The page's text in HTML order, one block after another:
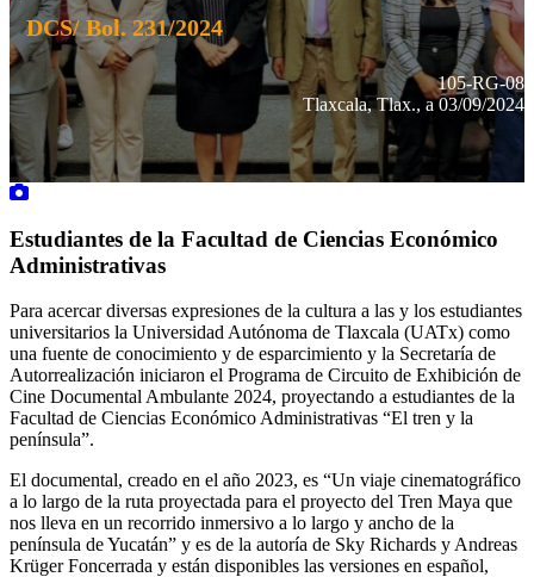
DCS/ Bol. 231/2024
105-RG-08
Tlaxcala, Tlax., a 03/09/2024
Estudiantes de la Facultad de Ciencias Económico
Administrativas
Para acercar diversas expresiones de la cultura a las y los estudiantes
universitarios la Universidad Autónoma de Tlaxcala (UATx) como
una fuente de conocimiento y de esparcimiento y la Secretaría de
Autorrealización iniciaron el Programa de Circuito de Exhibición de
Cine Documental Ambulante 2024, proyectando a estudiantes de la
Facultad de Ciencias Económico Administrativas “El tren y la
península”.
El documental, creado en el año 2023, es “Un viaje cinematográfico
a lo largo de la ruta proyectada para el proyecto del Tren Maya que
nos lleva en un recorrido inmersivo a lo largo y ancho de la
península de Yucatán” y es de la autoría de Sky Richards y Andreas
Krüger Foncerrada y están disponibles las versiones en español,